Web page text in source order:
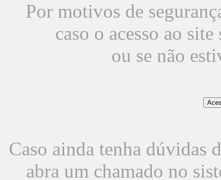
Por motivos de
caso o acesso ao
ou se não
Caso ainda tenha dúvidas
abra um chamado no